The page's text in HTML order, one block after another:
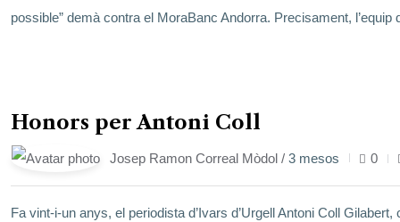
possible” demà contra el MoraBanc Andorra. Precisament,
maig
Honors per Antoni Coll
Josep Ramon Correal Mòdol / 3 mesos 0
Fa vint-i-un anys, el periodista d’Ivars d’Urgell Antoni Coll